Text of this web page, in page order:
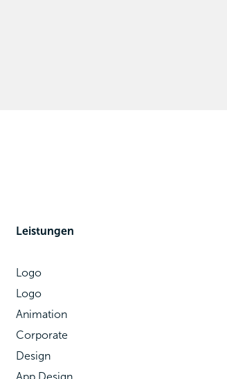
Leistungen
Logo
Logo
Animation
Corporate
Design
App Design